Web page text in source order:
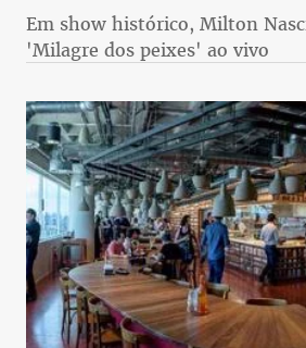
Em show histórico, Milton
'Milagre dos peixes' ao vivo